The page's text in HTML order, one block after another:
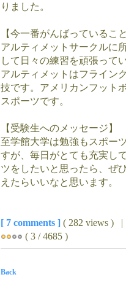
りました。
【今一番がんばっているこ
アルティメットサークルに
して日々の練習を頑張ってい
アルティメットはフライン
技です。アメリカンフット
スポーツです。
【受験生へのメッセージ】
至学館大学は勉強もスポー
すが、毎日がとても充実し
ツをしたいと思ったら、ぜ
えたらいいなと思います。
[ 7 comments ] ( 282 views ) |
( 3 / 4685 )
Back